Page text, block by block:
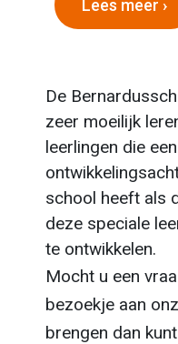
Lees meer ›
De
zeer moeilijk
leerlingen die
school heeft als
deze speciale
te ontwikkelen.
Mocht u een
bezoekje aan
brengen dan